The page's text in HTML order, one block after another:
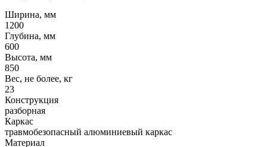
Ширина, мм
1200
Глубина, мм
600
Высота, мм
850
Вес, не более, кг
23
Конструкция
разборная
Каркас
травмобезопасный алюминиевый каркас
Материал